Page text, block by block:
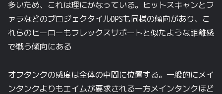
多いため、これは理にかなっている。ヒットスキャンとフ
ァラなどのプロジェクタイルDPSも同様の傾向があり、こ
れらのヒーローもフレックスサポートと似たような距離感
で戦う傾向にある
オフタンクの感度は全体の中間に位置する。一般的にメイ
ンタンクよりもエイムが要求される一方メインタンクほど